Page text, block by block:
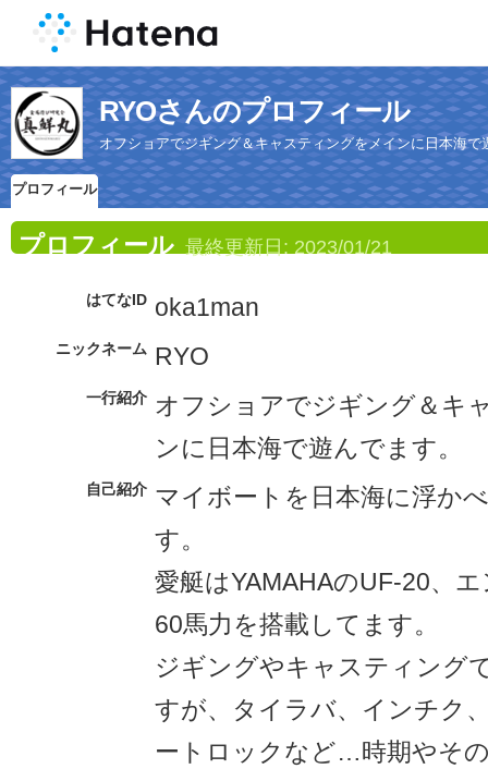
RYOさんのプロフィール
オフショアでジギング＆キャスティングをメインに日本海で
プロフィール
プロフィール 最終更新日: 2023/01/21
はてなID oka1man
ニックネーム RYO
一行紹介 オフショアでジギング＆キ
ンに日本海で遊んでます。
自己紹介 マイボートを日本海に浮か
す。
愛艇はYAMAHAのUF-20、
60馬力を搭載してます。
ジギングやキャスティング
すが、タイラバ、インチク
ートロックなど…時期やそ